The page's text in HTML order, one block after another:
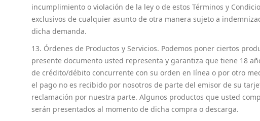
incumplimiento o violación de la ley o de estos Términos y
exclusivos de cualquier asunto de otra manera sujeto a
dicha demanda.
13. Órdenes de Productos y Servicios. Podemos poner ciertos
presente documento usted representa y garantiza que tiene 18
de crédito/débito concurrente con su orden en línea o por otro
el pago no es recibido por nosotros de parte del emisor de su
reclamación por nuestra parte. Algunos productos que usted
serán presentados al momento de dicha compra o descarga.